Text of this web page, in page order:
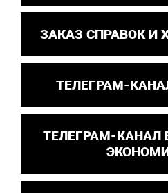
ЗАКАЗ СПРАВОК И
ТЕЛЕГРАМ-
ТЕЛЕГРАМ-КАНАЛ